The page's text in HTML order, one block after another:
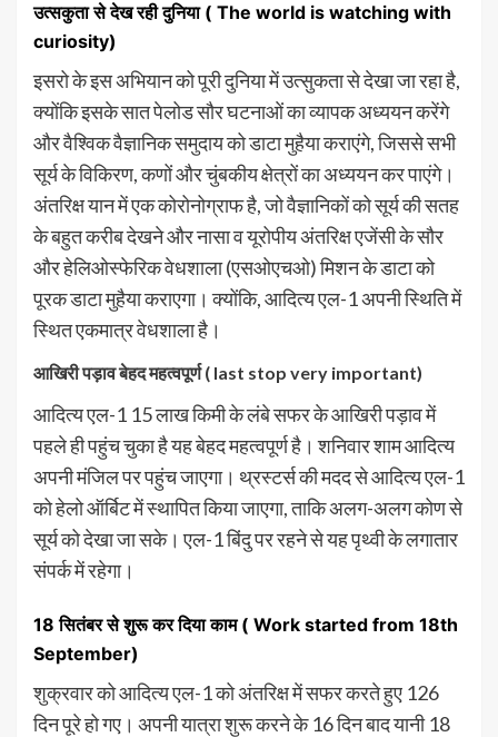
उत्सकुता से देख रही दुनिया ( The world is watching with
curiosity)
इसरो के इस अभियान को पूरी दुनिया में उत्सुकता से देखा जा रहा है,
क्योंकि इसके सात पेलोड सौर घटनाओं का व्यापक अध्ययन करेंगे
और वैश्विक वैज्ञानिक समुदाय को डाटा मुहैया कराएंगे, जिससे सभी
सूर्य के विकिरण, कणों और चुंबकीय क्षेत्रों का अध्ययन कर पाएंगे।
अंतरिक्ष यान में एक कोरोनोग्राफ है, जो वैज्ञानिकों को सूर्य की सतह
के बहुत करीब देखने और नासा व यूरोपीय अंतरिक्ष एजेंसी के सौर
और हेलिओस्फेरिक वेधशाला (एसओएचओ) मिशन के डाटा को
पूरक डाटा मुहैया कराएगा। क्योंकि, आदित्य एल-1 अपनी स्थिति में
स्थित एकमात्र वेधशाला है।
आखिरी पड़ाव बेहद महत्वपूर्ण ( last stop very important)
आदित्य एल-1 15 लाख किमी के लंबे सफर के आखिरी पड़ाव में
पहले ही पहुंच चुका है यह बेहद महत्वपूर्ण है। शनिवार शाम आदित्य
अपनी मंजिल पर पहुंच जाएगा। थ्रस्टर्स की मदद से आदित्य एल-1
को हेलो ऑर्बिट में स्थापित किया जाएगा, ताकि अलग-अलग कोण से
सूर्य को देखा जा सके। एल-1 बिंदु पर रहने से यह पृथ्वी के लगातार
संपर्क में रहेगा।
18 सितंबर से शुरू कर दिया काम ( Work started from 18th
September)
शुक्रवार को आदित्य एल-1 को अंतरिक्ष में सफर करते हुए 126
दिन पूरे हो गए। अपनी यात्रा शुरू करने के 16 दिन बाद यानी 18